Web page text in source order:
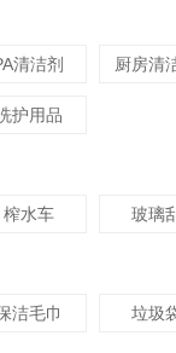
清洁剂 厨房清
护用品
榨水车 玻璃
洁毛巾 垃圾